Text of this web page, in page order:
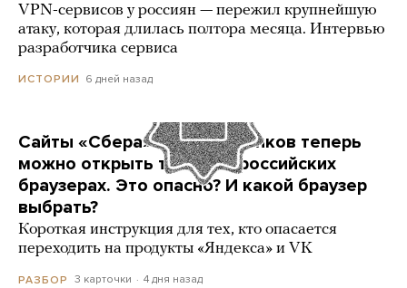
VPN-сервисов у россиян — пережил крупнейшую
атаку, которая длилась полтора месяца. Интервью
разработчика сервиса
ИСТОРИИ 6 дней назад
Сайты «Сбера» и других банков теперь
можно открыть только в российских
браузерах. Это опасно? И какой браузер
выбрать?
Короткая инструкция для тех, кто опасается
переходить на продукты «Яндекса» и VK
РАЗБОР 3 карточки 4 дня назад